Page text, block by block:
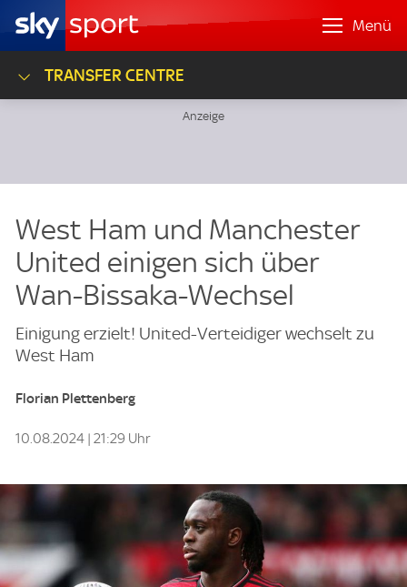
Menü
TRANSFER CENTRE
West Ham und Manchester
United einigen sich über
Wan-Bissaka-Wechsel
Einigung erzielt! United-Verteidiger wechselt zu
West Ham
Florian Plettenberg
10.08.2024 | 21:29 Uhr